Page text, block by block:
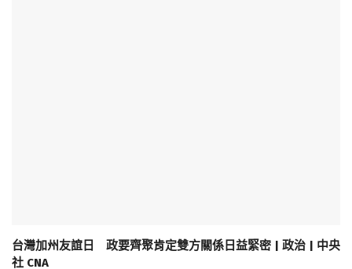
台灣加州友誼日 政要齊聚肯定雙方關係日益緊密 | 政治 | 中央
社 CNA